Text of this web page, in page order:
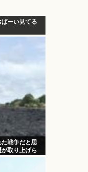
ぱーい見てる
戦争だと思
取り上げら